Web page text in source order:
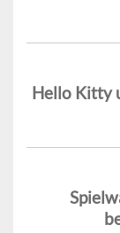
Hello Kitty